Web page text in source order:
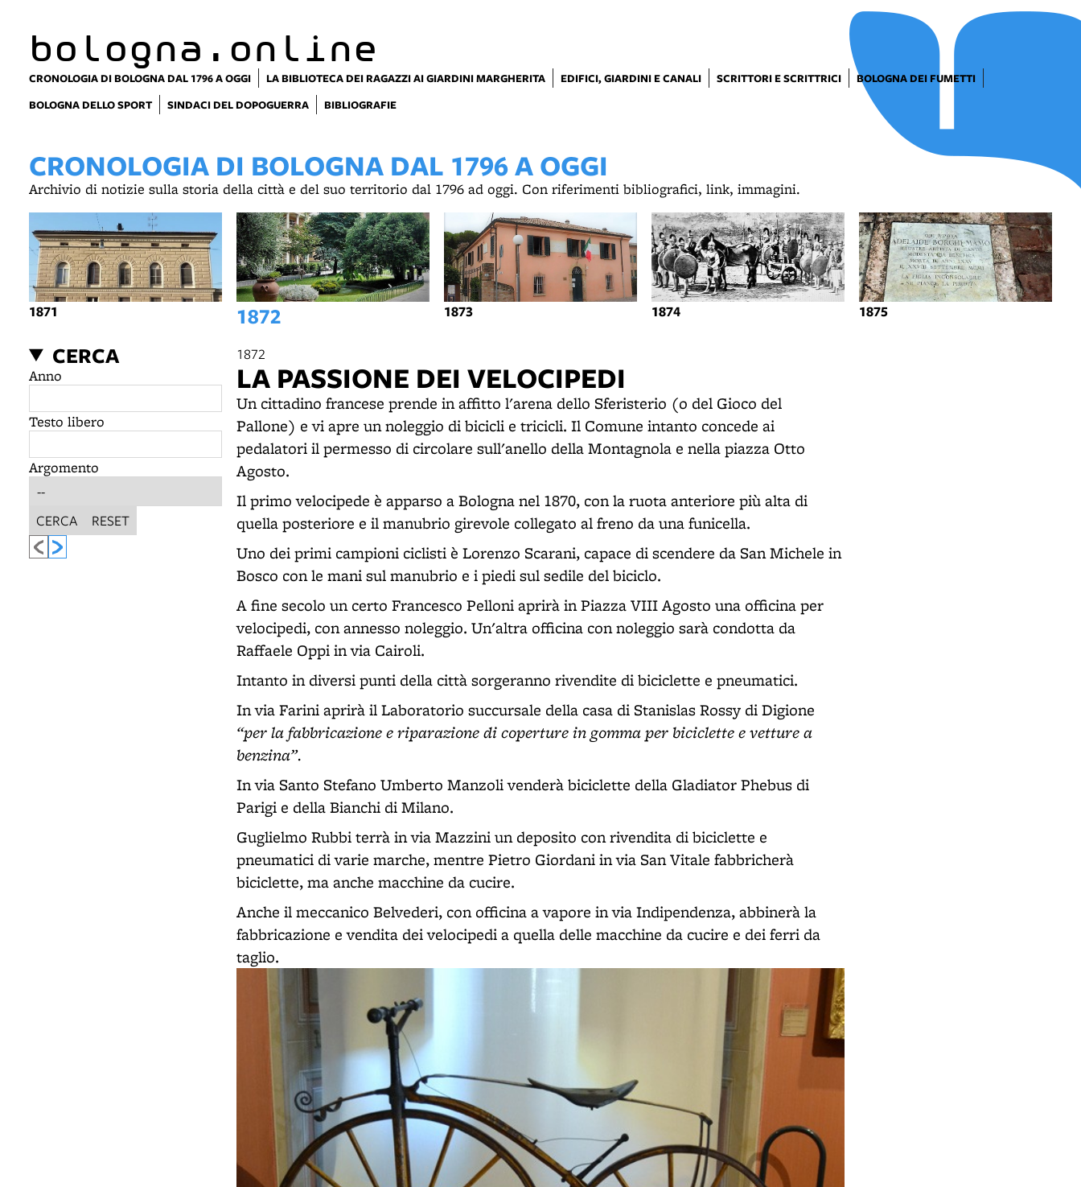
bologna.online
CRONOLOGIA DI BOLOGNA DAL 1796 A OGGI LA BIBLIOTECA DEI RAGAZZI AI GIARDINI MARGHERITA EDIFICI, GIARDINI E CANALI SCRITTORI E SCRITTRICI
BOLOGNA DEI FUMETTI
BOLOGNA DELLO SPORT
SINDACI DEL DOPOGUERRA BIBLIOGRAFIE
CRONOLOGIA DI BOLOGNA DAL 1796 A OGGI
Archivio di notizie sulla storia della città e del suo territorio dal 1796 ad oggi. Con riferimenti bibliografici, link, immagini.
1871 1872 1873 1874 1875
CERCA
Anno
Testo libero
Argomento
CERCA RESET
1872
LA PASSIONE DEI VELOCIPEDI
Un cittadino francese prende in affitto l'arena dello Sferisterio (o del Gioco del
Pallone) e vi apre un noleggio di bicicli e tricicli. Il Comune intanto concede ai
pedalatori il permesso di circolare sull'anello della Montagnola e nella piazza Otto
Agosto.
Il primo velocipede è apparso a Bologna nel 1870, con la ruota anteriore più alta di
quella posteriore e il manubrio girevole collegato al freno da una funicella.
Uno dei primi campioni ciclisti è Lorenzo Scarani, capace di scendere da San Michele in
Bosco con le mani sul manubrio e i piedi sul sedile del biciclo.
A fine secolo un certo Francesco Pelloni aprirà in Piazza VIII Agosto una officina per
velocipedi, con annesso noleggio. Un'altra officina con noleggio sarà condotta da
Raffaele Oppi in via Cairoli.
Intanto in diversi punti della città sorgeranno rivendite di biciclette e pneumatici.
In via Farini aprirà il Laboratorio succursale della casa di Stanislas Rossy di Digione
“per la fabbricazione e riparazione di coperture in gomma per biciclette e vetture a
benzina”.
In via Santo Stefano Umberto Manzoli venderà biciclette della Gladiator Phebus di
Parigi e della Bianchi di Milano.
Guglielmo Rubbi terrà in via Mazzini un deposito con rivendita di biciclette e
pneumatici di varie marche, mentre Pietro Giordani in via San Vitale fabbricherà
biciclette, ma anche macchine da cucire.
Anche il meccanico Belvederi, con officina a vapore in via Indipendenza, abbinerà la
fabbricazione e vendita dei velocipedi a quella delle macchine da cucire e dei ferri da
taglio.